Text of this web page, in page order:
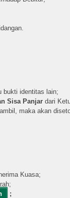
bukti identitas lain;
Sisa Panjar dari
maka akan
Kuasa;
;